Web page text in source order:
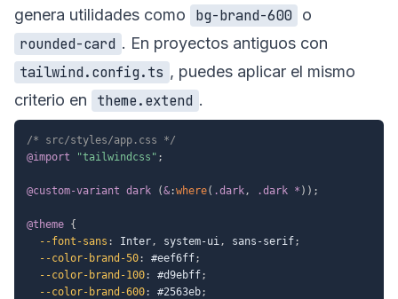
genera utilidades como
bg-brand-600
o
rounded-card . En proyectos antiguos con
tailwind.config.ts , puedes aplicar el mismo
criterio en
theme.extend .
/* src/styles/app.css */
@import
"tailwindcss" ;
@custom-variant dark (&:where( .dark, .dark * ) ) ;
@theme {
--font-sans : Inter, system-ui, sans-serif;
--color-brand-50: #eef6ff;
--color-brand-100: #d9ebff;
--color-brand-600: #2563eb;